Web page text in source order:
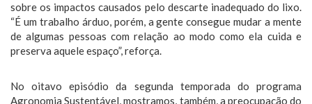
sobre os impactos causados pelo descarte inadequado do lixo.
“É um trabalho árduo, porém, a gente consegue mudar a mente
de algumas pessoas com relação ao modo como ela cuida e
preserva aquele espaço”, reforça.
No oitavo episódio da segunda temporada do programa
Agronomia Sustentável, mostramos, também, a preocupação do